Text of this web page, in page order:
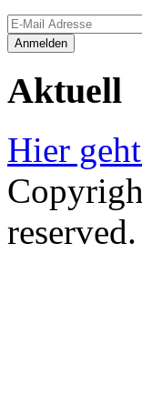
Aktuell
Hier
reserved.